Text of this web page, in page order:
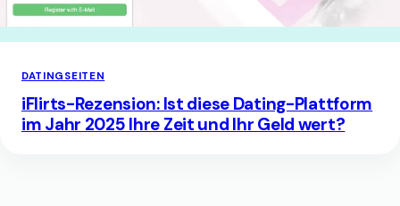
DATINGSEITEN
iFlirts-Rezension: Ist diese Dating-Plattform
im Jahr 2025 Ihre Zeit und Ihr Geld wert?